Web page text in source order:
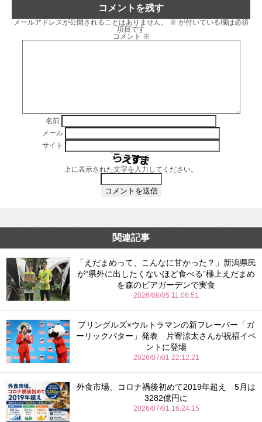
コメントを残す
メールアドレスが公開されることはありません。 ※ が付いている欄は必須
項目です
コメント ※
名前
メール
サイト
上に表示された文字を入力してください。
関連記事
「えだまめって、こんなに甘かった？」新潟県民
が“県外に出したくないほど食べる”極上えだまめ
を森のビアガーデンで実食
2026/08/05 11:06:51
プリングルズ×ウルトラマンの新フレーバー「ガ
ーリックバター」発表 片寄涼太さんが祝福イベ
ントに登場
2026/07/01 22:12:21
外食市場、コロナ禍後初めて2019年超え 5月は
3282億円に
2026/07/01 16:24:15